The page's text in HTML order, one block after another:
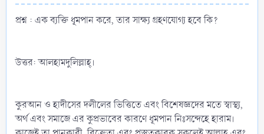
প্রশ্ন : এক ব্যক্তি ধূমপান করে, তার সাক্ষ্য গ্রহণযোগ্য হবে কি?
উত্তর: আলহামদুলিল্লাহ্‌।
কুরআন ও হাদীসের দলীলের ভিত্তিতে এবং বিশেষজ্ঞদের মতে স্বাস্থ্য,
অর্থ এবং সমাজে এর কুপ্রভাবের কারণে ধূমপান নিঃসন্দেহে হারাম।